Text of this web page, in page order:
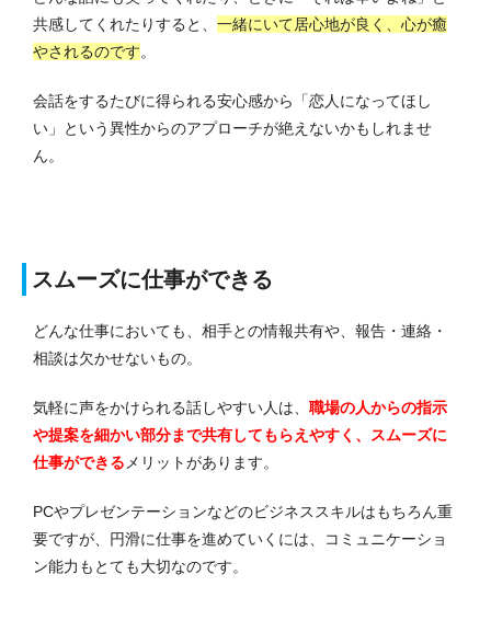
共感してくれたりすると、 一緒にいて居心地が良く、心が癒
やされるのです。
会話をするたびに得られる安心感から「恋人になってほし
い」という異性からのアプローチが絶えないかもしれませ
ん。
スムーズに仕事ができる
どんな仕事においても、相手との情報共有や、報告・連絡・
相談は欠かせないもの。
気軽に声をかけられる話しやすい人は、 職場の人からの指示
や提案を細かい部分まで共有してもらえやすく、スムーズに
仕事ができるメリットがあります。
PCやプレゼンテーションなどのビジネススキルはもちろん重
要ですが、円滑に仕事を進めていくには、コミュニケーショ
ン能力もとても大切なのです。